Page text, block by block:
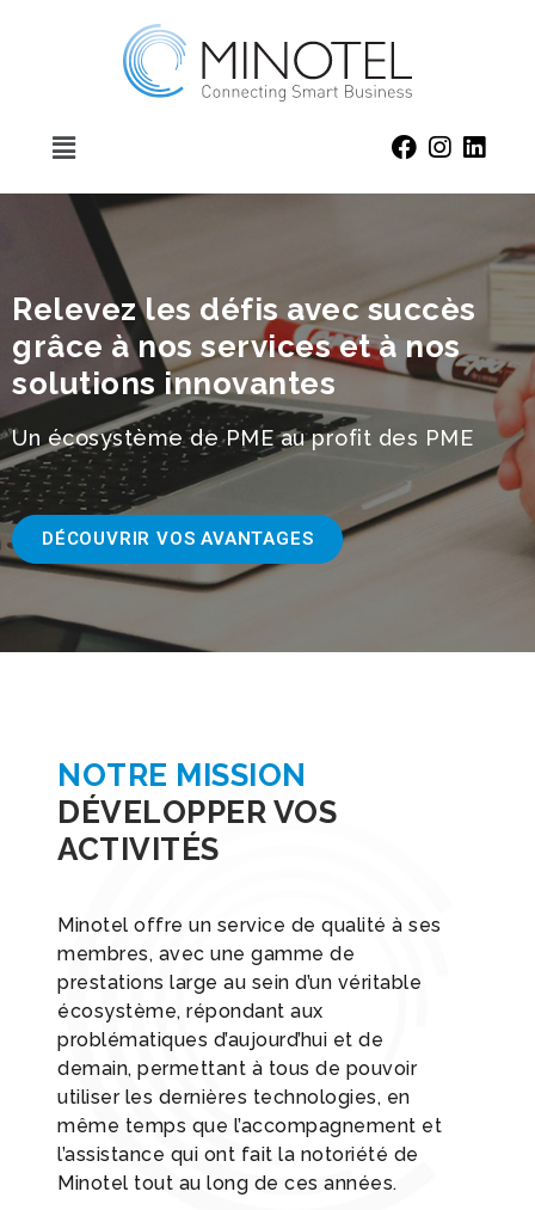
Relevez les défis avec succès
grâce à nos services et à nos
solutions innovantes
Un écosystème de PME au profit des PME
DÉCOUVRIR VOS AVANTAGES
NOTRE MISSION
DÉVELOPPER VOS
ACTIVITÉS
Minotel offre un service de qualité à ses
membres, avec une gamme de
prestations large au sein d’un véritable
écosystème, répondant aux
problématiques d’aujourd’hui et de
demain, permettant à tous de pouvoir
utiliser les dernières technologies, en
même temps que l’accompagnement et
l’assistance qui ont fait la notoriété de
Minotel tout au long de ces années.